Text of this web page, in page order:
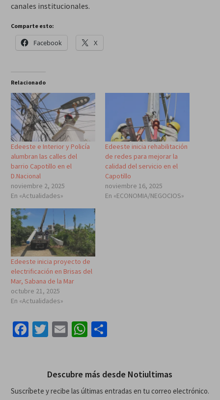
canales institucionales.
Comparte esto:
Facebook X
Relacionado
Edeeste e Interior y Policía
alumbran las calles del
barrio Capotillo en el
D.Nacional
noviembre 2, 2025
En «Actualidades»
Edeeste inicia rehabilitación
de redes para mejorar la
calidad del servicio en el
Capotillo
noviembre 16, 2025
En «ECONOMIA/NEGOCIOS»
Edeeste inicia proyecto de
electrificación en Brisas del
Mar, Sabana de la Mar
octubre 21, 2025
En «Actualidades»
Facebook
Twitter
EmailWhatsApp
Compartir
Descubre más desde Notiultimas
Suscríbete y recibe las últimas entradas en tu correo electrónico.